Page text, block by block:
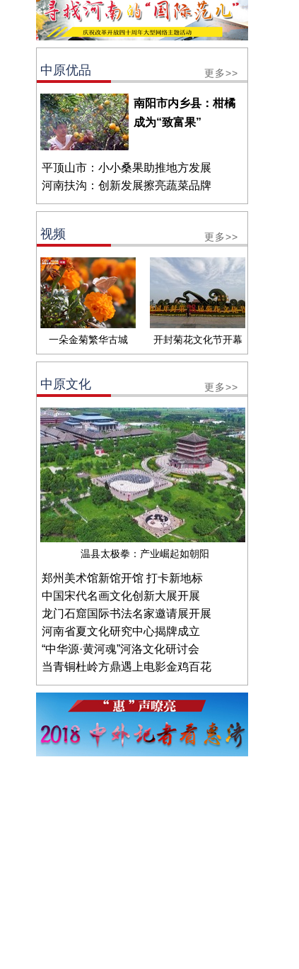
中原优品 更多>>
南阳市内乡县：柑橘
成为“致富果”
平顶山市：小小桑果助推地方发展
河南扶沟：创新发展擦亮蔬菜品牌
视频 更多>>
一朵金菊繁华古城 开封菊花文化节开幕
中原文化 更多>>
温县太极拳：产业崛起如朝阳
郑州美术馆新馆开馆 打卡新地标
中国宋代名画文化创新大展开展
龙门石窟国际书法名家邀请展开展
河南省夏文化研究中心揭牌成立
“中华源·黄河魂”河洛文化研讨会
当青铜杜岭方鼎遇上电影金鸡百花